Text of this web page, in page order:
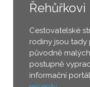
Řehůřkovi
Cestovatelské
rodiny jsou tady
původně
postupně
informační